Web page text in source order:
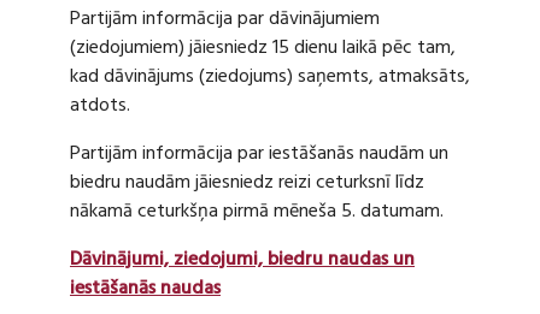
Partijām informācija par dāvinājumiem
(ziedojumiem) jāiesniedz 15 dienu laikā pēc tam,
kad dāvinājums (ziedojums) saņemts, atmaksāts,
atdots.
Partijām informācija par iestāšanās naudām un
biedru naudām jāiesniedz reizi ceturksnī līdz
nākamā ceturkšņa pirmā mēneša 5. datumam.
Dāvinājumi, ziedojumi, biedru naudas un
iestāšanās naudas